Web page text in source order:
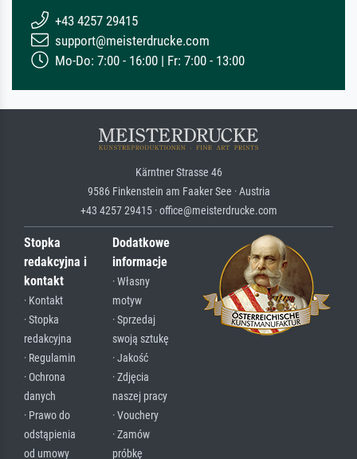
+43 4257 29415
support@meisterdrucke.com
Mo-Do: 7:00 - 16:00 | Fr: 7:00 - 13:00
Kärntner Strasse 46
9586 Finkenstein am Faaker See · Austria
+43 4257 29415 · office@meisterdrucke.com
Stopka
redakcyjna i
kontakt
· Kontakt
· Stopka
redakcyjna
· Regulamin
· Ochrona
danych
· Prawo do
odstąpienia
od umowy
Dodatkowe
informacje
· Własny
motyw
· Sprzedaj
swoją sztukę
· Jakość
· Zdjęcia
naszej pracy
· Vouchery
· Zamów
próbkę